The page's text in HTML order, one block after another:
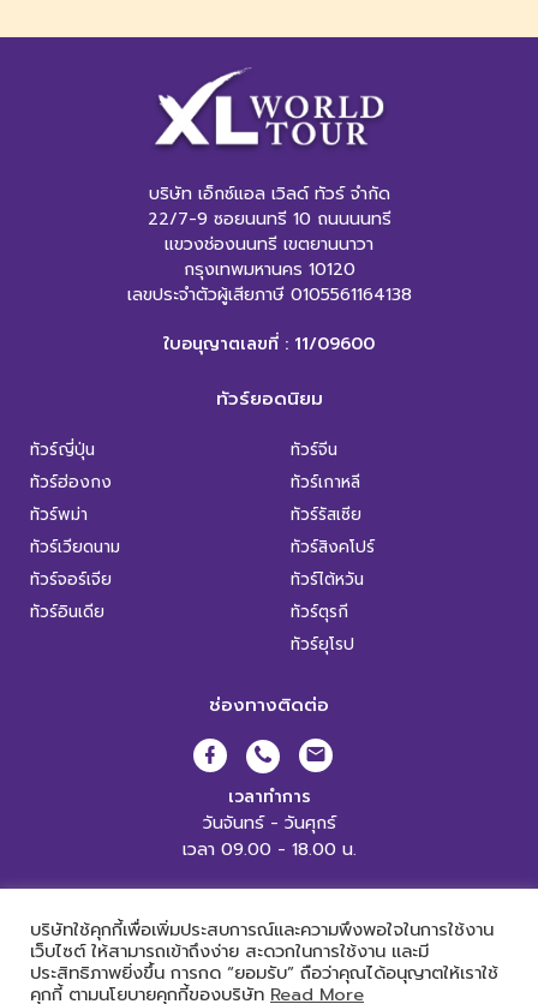
บริษัทใช้คุกกี้เพื่อเพิ่มประสบการณ์และความพึงพอใจในการใช้งาน
เว็บไซต์ ให้สามารถเข้าถึงง่าย สะดวกในการใช้งาน และมี
ประสิทธิภาพยิ่งขึ้น การกด “ยอมรับ” ถือว่าคุณได้อนุญาตให้เราใช้
คุกกี้ ตามนโยบายคุกกี้ของบริษัท Read More
บริษัท เอ็กซ์แอล เวิลด์ ทัวร์ จำกัด
22/7-9 ซอยนนทรี 10 ถนนนนทรี
แขวงช่องนนทรี เขตยานนาวา
กรุงเทพมหานคร 10120
เลขประจำตัวผู้เสียภาษี 0105561164138
ใบอนุญาตเลขที่ : 11/09600
ทัวร์ยอดนิยม
ทัวร์ญี่ปุ่น
ทัวร์ฮ่องกง
ทัวร์พม่า
ทัวร์เวียดนาม
ทัวร์จอร์เจีย
ทัวร์อินเดีย
ทัวร์จีน
ทัวร์เกาหลี
ทัวร์รัสเซีย
ทัวร์สิงคโปร์
ทัวร์ไต้หวัน
ทัวร์ตุรกี
ทัวร์ยุโรป
ช่องทางติดต่อ
เวลาทำการ
วันจันทร์ - วันศุกร์
เวลา 09.00 - 18.00 น.
Powered by